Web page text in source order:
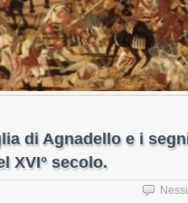
di Agnadello e i
XVI° secolo.